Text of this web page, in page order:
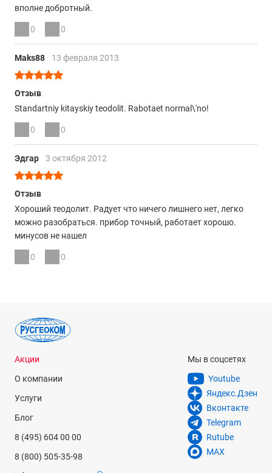
вполне добротный.
0 0
Maks88 13 февраля 2013
Отзыв
Standartniy kitayskiy teodolit. Rabotaet normal\'no!
0 0
Эдгар 3 октября 2012
Отзыв
Хороший теодолит. Радует что ничего лишнего нет, легко
можно разобраться. прибор точный, работает хорошо.
минусов не нашел
0 0
Акции
О компании
Услуги
Блог
8 (495) 604 00 00
8 (800) 505-35-98
Мы в соцсетях
Youtube
Яндекс.Дзен
Вконтакте
Telegram
Rutube
MAX